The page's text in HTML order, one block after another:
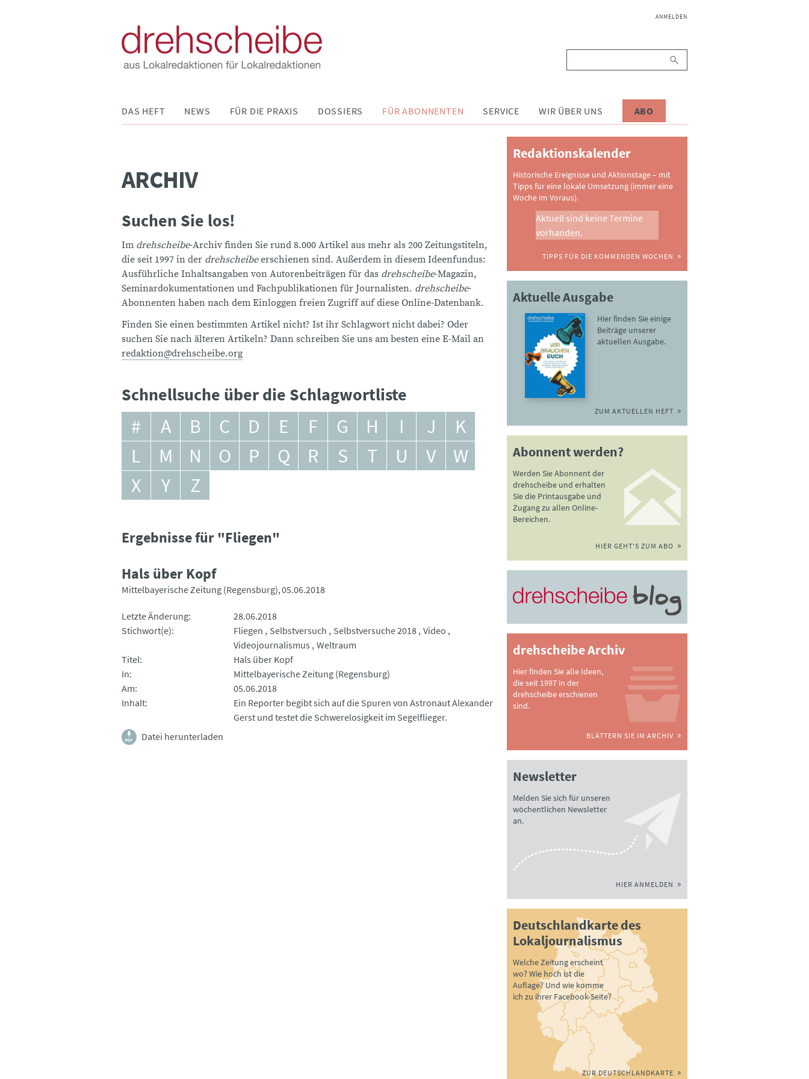
NAVIGATION
ANMELDEN
DAS HEFT NEWS FÜR DIE PRAXIS DOSSIERS FÜR ABONNENTEN SERVICE WIR ÜBER UNS ABO
ARCHIV
Suchen Sie los!
Im drehscheibe-Archiv finden Sie rund 8.000 Artikel aus mehr als 200 Zeitungstiteln,
die seit 1997 in der drehscheibeerschienen sind. Außerdem in diesem Ideenfundus:
Ausführliche Inhaltsangaben von Autorenbeiträgen für das drehscheibe-Magazin,
Seminardokumentationen und Fachpublikationen für Journalisten. drehscheibe-
Abonnenten haben nach dem Einloggen freien Zugriff auf diese Online-Datenbank.
Finden Sie einen bestimmten Artikel nicht? Ist ihr Schlagwort nicht dabei? Oder
suchen Sie nach älteren Artikeln? Dann schreiben Sie uns am besten eine E-Mail an
redaktion@drehscheibe.org
Schnellsuche über die Schlagwortliste
# A B C D E F G H I J
K
L
M N O P Q R S T U V
W
X
Y Z
Ergebnisse für "Fliegen"
Hals über Kopf
Mittelbayerische Zeitung (Regensburg) 05.06.2018
Letzte Änderung
28.06.2018
Stichwort(e)
Fliegen Selbstversuch Selbstversuche 2018 Video
Videojournalismus Weltraum
Titel
Hals über Kopf
In
Mittelbayerische Zeitung (Regensburg)
Am
05.06.2018
Inhalt
Ein Reporter begibt sich auf die Spuren von Astronaut Alexander
Gerst und testet die Schwerelosigkeit im Segelflieger.
Datei herunterladen
Redaktionskalender
Historische Ereignisse und Aktionstage – mit
Tipps für eine lokale Umsetzung (immer eine
Woche im Voraus).
Aktuell sind keine Termine
vorhanden.
TIPPS FÜR DIE KOMMENDEN WOCHEN
Aktuelle Ausgabe
Hier finden Sie einige
Beiträge unserer
aktuellen Ausgabe.
ZUM AKTUELLEN HEFT
Abonnent werden?
Werden Sie Abonnent der
drehscheibe und erhalten
Sie die Printausgabe und
Zugang zu allen Online-
Bereichen.
HIER GEHT'S ZUM ABO
drehscheibe Archiv
Hier finden Sie alle Ideen,
die seit 1997 in der
drehscheibe erschienen
sind.
BLÄTTERN SIE IM ARCHIV
Newsletter
Melden Sie sich für unseren
wöchentlichen Newsletter
an.
HIER ANMELDEN
Deutschlandkarte des
Lokaljournalismus
Welche Zeitung erscheint
wo? Wie hoch ist die
Auflage? Und wie komme
ich zu ihrer Facebook-Seite?
ZUR DEUTSCHLANDKARTE